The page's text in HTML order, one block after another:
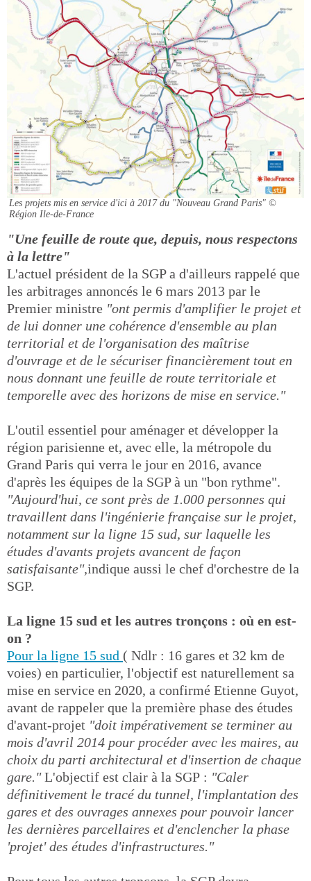
Les projets mis en service d'ici à 2017 du "Nouveau Grand Paris" ©
Région Ile-de-France
"Une feuille de route que, depuis, nous respectons
à la lettre"
L'actuel président de la SGP a d'ailleurs rappelé que
les arbitrages annoncés le 6 mars 2013 par le
Premier ministre "ont permis d'amplifier le projet et
de lui donner une cohérence d'ensemble au plan
territorial et de l'organisation des maîtrise
d'ouvrage et de le sécuriser financièrement tout en
nous donnant une feuille de route territoriale et
temporelle avec des horizons de mise en service."
L'outil essentiel pour aménager et développer la
région parisienne et, avec elle, la métropole du
Grand Paris qui verra le jour en 2016, avance
d'après les équipes de la SGP à un "bon rythme".
"Aujourd'hui, ce sont près de 1.000 personnes qui
travaillent dans l'ingénierie française sur le projet,
notamment sur la ligne 15 sud, sur laquelle les
études d'avants projets avancent de façon
satisfaisante",indique aussi le chef d'orchestre de la
SGP.
La ligne 15 sud et les autres tronçons : où en est-
on ?
Pour la ligne 15 sud ( Ndlr : 16 gares et 32 km de
voies) en particulier, l'objectif est naturellement sa
mise en service en 2020, a confirmé Etienne Guyot,
avant de rappeler que la première phase des études
d'avant-projet "doit impérativement se terminer au
mois d'avril 2014 pour procéder avec les maires, au
choix du parti architectural et d'insertion de chaque
gare."L'objectif est clair à la SGP : "Caler
définitivement le tracé du tunnel, l'implantation des
gares et des ouvrages annexes pour pouvoir lancer
les dernières parcellaires et d'enclencher la phase
'projet' des études d'infrastructures."